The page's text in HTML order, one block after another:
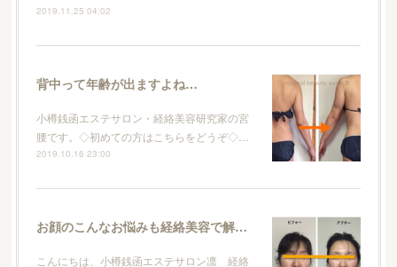
2019.11.25 04:02
背中って年齢が出ますよね…
小樽銭函エステサロン・経絡美容研究家の宮
腰です。◇初めての方はこちらをどうぞ◇…
2019.10.16 23:00
お顔のこんなお悩みも経絡美容で解消です。
こんにちは、小樽銭函エステサロン凛 経絡